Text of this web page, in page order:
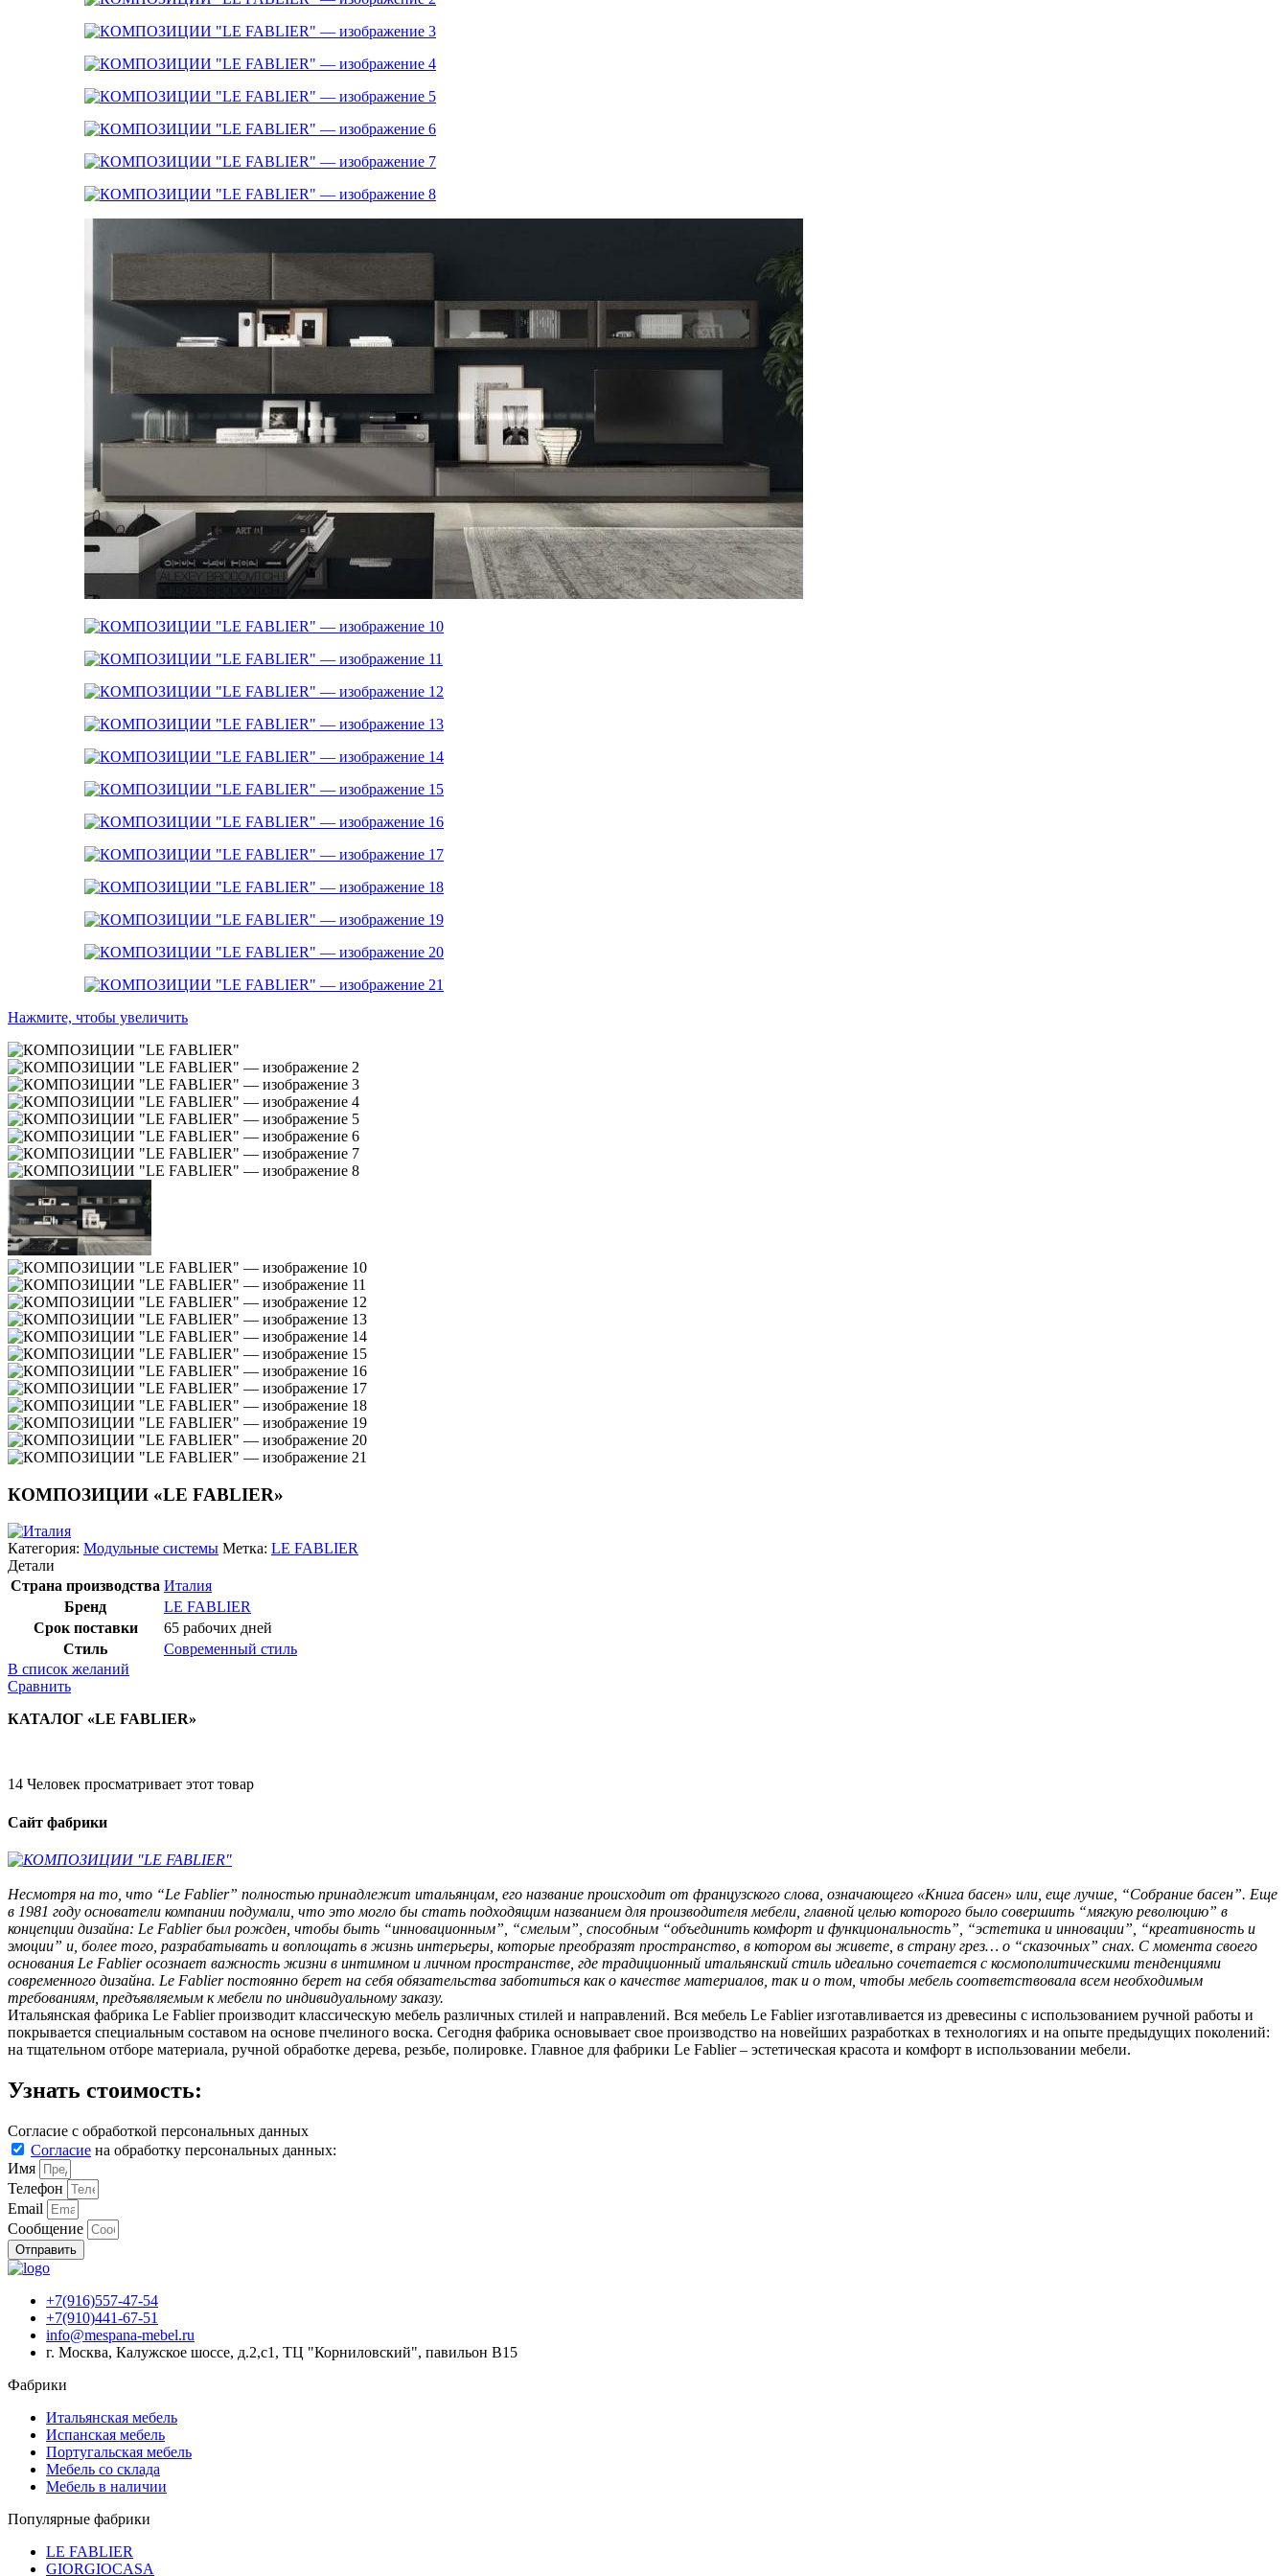
Нажмите, чтобы увеличить
КОМПОЗИЦИИ «LE FABLIER»
Категория: Модульные системы Метка: LE FABLIER
Детали
Страна производства Италия
Бренд
LE FABLIER
Срок поставки
65 рабочих дней
Стиль
Современный стиль
В список желаний
Сравнить
КАТАЛОГ «LE FABLIER»
14 Человек просматривает этот товар
Сайт фабрики
Несмотря на то, что “Le Fablier” полностью принадлежит итальянцам, его название происходит от французского слова, означающего «Книга басен» или, еще лучше, “Собрание басен”. Еще
в 1981 году основатели компании подумали, что это могло бы стать подходящим названием для производителя мебели, главной целью которого было совершить “мягкую революцию” в
концепции дизайна: Le Fablier был рожден, чтобы быть “инновационным”, “смелым”, способным “объединить комфорт и функциональность”, “эстетика и инновации”, “креативность и
эмоции” и, более того, разрабатывать и воплощать в жизнь интерьеры, которые преобразят пространство, в котором вы живете, в страну грез… о “сказочных” снах. С момента своего
основания Le Fablier осознает важность жизни в интимном и личном пространстве, где традиционный итальянский стиль идеально сочетается с космополитическими тенденциями
современного дизайна. Le Fablier постоянно берет на себя обязательства заботиться как о качестве материалов, так и о том, чтобы мебель соответствовала всем необходимым
требованиям, предъявляемым к мебели по индивидуальному заказу.
Итальянская фабрика Le Fablier производит классическую мебель различных стилей и направлений. Вся мебель Le Fablier изготавливается из древесины с использованием ручной работы и
покрывается специальным составом на основе пчелиного воска. Сегодня фабрика основывает свое производство на новейших разработках в технологиях и на опыте предыдущих поколений:
на тщательном отборе материала, ручной обработке дерева, резьбе, полировке. Главное для фабрики Le Fablier – эстетическая красота и комфорт в использовании мебели.
Узнать стоимость:
Согласие с обработкой персональных данных
Согласие на обработку персональных данных:
Имя
Телефон
Email
Сообщение
Отправить
+7(916)557-47-54
+7(910)441-67-51
info@mespana-mebel.ru
г. Москва, Калужское шоссе, д.2,с1, ТЦ "Корниловский", павильон В15
Фабрики
Итальянская мебель
Испанская мебель
Португальская мебель
Мебель со склада
Мебель в наличии
Популярные фабрики
LE FABLIER
GIORGIOCASA